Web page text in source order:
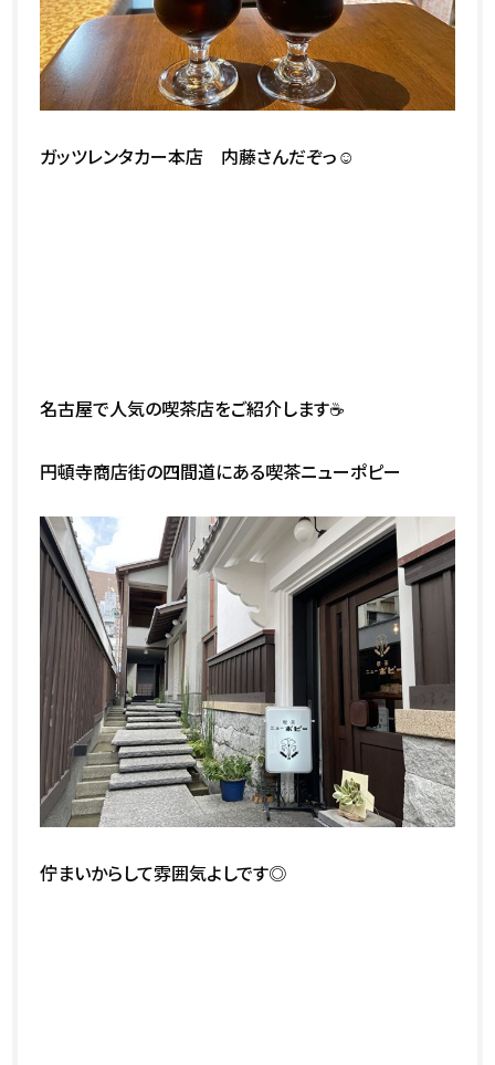
ガッツレンタカー本店 内藤さんだぞっ☺
名古屋で人気の喫茶店をご紹介します☕
円頓寺商店街の四間道にある喫茶ニューポピー
佇まいからして雰囲気よしです◎